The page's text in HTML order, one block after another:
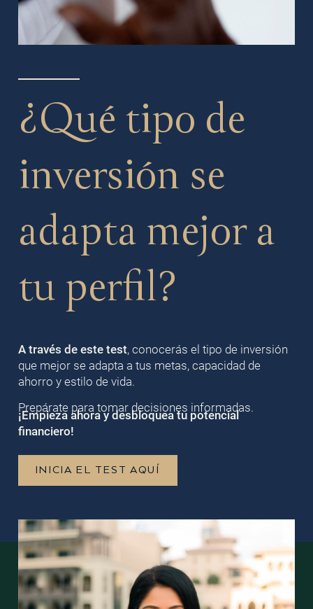
¿Qué tipo de
inversión se
adapta mejor a
tu perfil?
A través de este test, conocerás el tipo de inversión
que mejor se adapta a tus metas, capacidad de
ahorro y estilo de vida.
Prepárate para tomar decisiones informadas.
¡Empieza ahora y desbloquea tu potencial
financiero!
INICIA EL TEST AQUÍ